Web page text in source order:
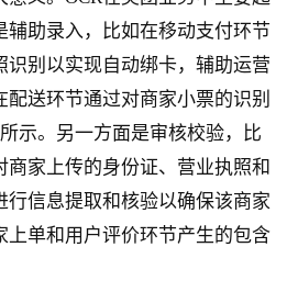
辅助录入，比如在移动支付环节
识别以实现自动绑卡，辅助运营
送环节通过对商家小票的识别
示。另一方面是审核校验，比
家上传的身份证、营业执照和
行信息提取和核验以确保该商家
上单和用户评价环节产生的包含